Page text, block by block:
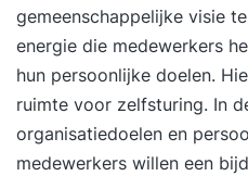
gemeenschappelijke visie
energie die medewerkers
hun persoonlijke doelen.
ruimte voor zelfsturing. In
organisatiedoelen en
medewerkers willen een